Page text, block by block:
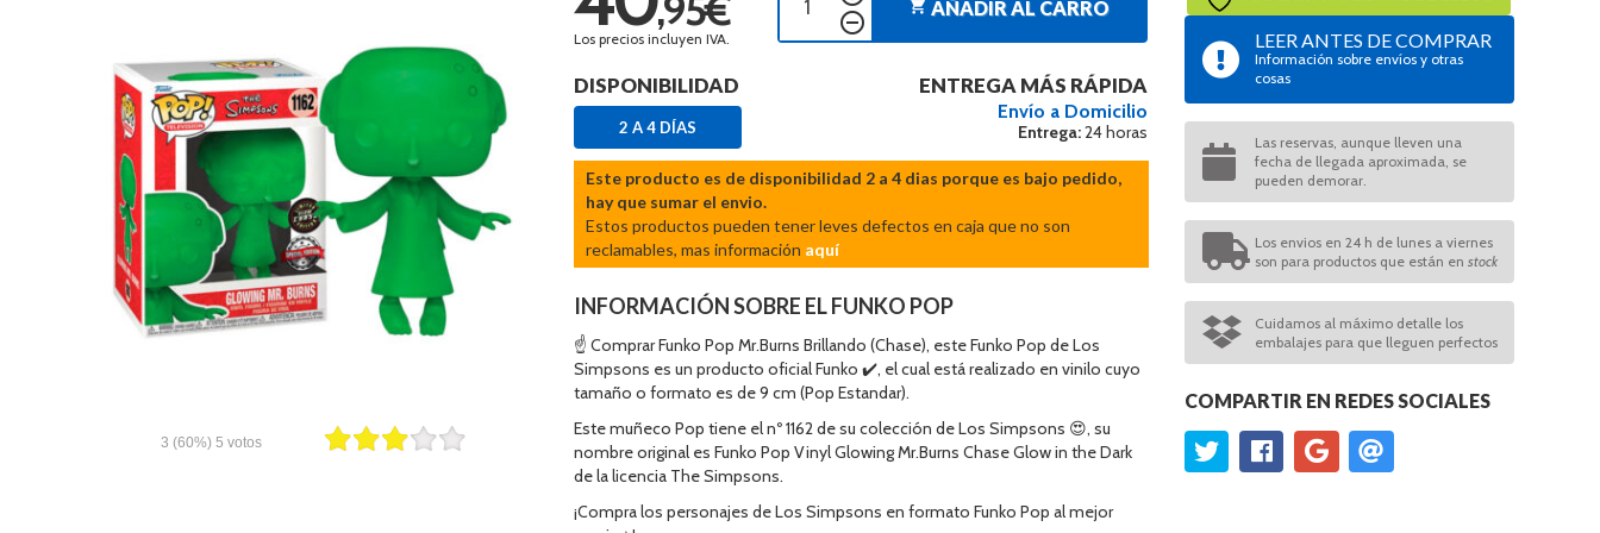
3 (60%) 5 votos
Los precios incluyen IVA.
remove_circle_outline
shopping_cart AÑADIR AL CARRO
DISPONIBILIDAD
2 A 4 DÍAS
ENTREGA MÁS RÁPIDA
Envío a Domicilio
Entrega:24 horas
Este producto es de disponibilidad 2 a 4 dias porque es bajo pedido,
hay que sumar el envio.
Estos productos pueden tener leves defectos en caja que no son
reclamables, mas información aquí
INFORMACIÓN SOBRE EL FUNKO POP
☝ Comprar Funko Pop Mr.Burns Brillando (Chase), este Funko Pop de Los
Simpsons es un producto oficial Funko ✔️, el cual está realizado en vinilo cuyo
tamaño o formato es de 9 cm (Pop Estandar).
Este muñeco Pop tiene el nº 1162 de su colección de Los Simpsons 😍, su
nombre original es Funko Pop Vinyl Glowing Mr.Burns Chase Glow in the Dark
de la licencia The Simpsons.
¡Compra los personajes de Los Simpsons en formato Funko Pop al mejor
LEER ANTES DE COMPRAR
Información sobre envíos y otras
cosas
Las reservas, aunque lleven una
fecha de llegada aproximada, se
pueden demorar.
Los envios en 24 h de lunes a viernes
son para productos que están en stock
Cuidamos al máximo detalle los
embalajes para que lleguen perfectos
COMPARTIR EN REDES SOCIALES